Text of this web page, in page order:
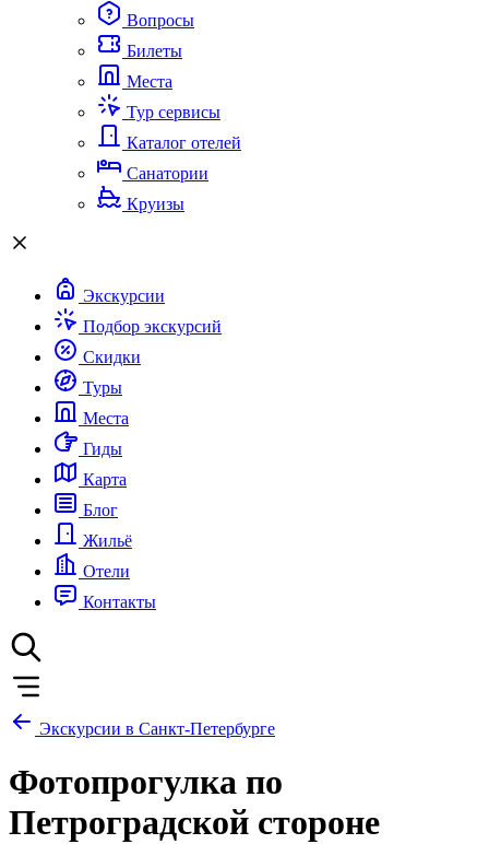
Вопросы
Билеты
Места
Тур сервисы
Каталог отелей
Санатории
Круизы
Экскурсии
Подбор экскурсий
Скидки
Туры
Места
Гиды
Карта
Блог
Жильё
Отели
Контакты
Экскурсии в Санкт-Петербурге
Фотопрогулка по
Петроградской стороне